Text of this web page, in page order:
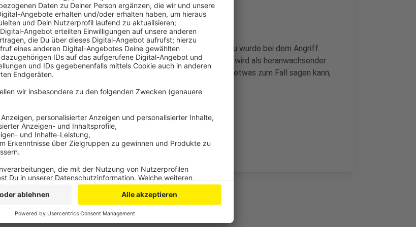
Anzeige
Dann flüchtete er mit der Tasche in Unbekannte Richtung. Die Frau wurde bei dem Angriff
verletzt und musste ins Krankenhaus gebracht werden. Der Täter wird als heranwachsender
beschrieben. Etwa 1,60 bis 1,65m groß und dunkel gekleidet. Wer etwas zum Fall sagen kann,
Anzeige